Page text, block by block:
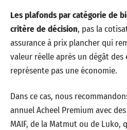
Les plafonds par catégorie de
critère de décision, pas la
assurance à prix plancher qui
valeur réelle après un dégât des
représente pas une économie.
Dans ce cas, nous
annuel Acheel Premium avec
MAIF, de la Matmut ou de Luko,